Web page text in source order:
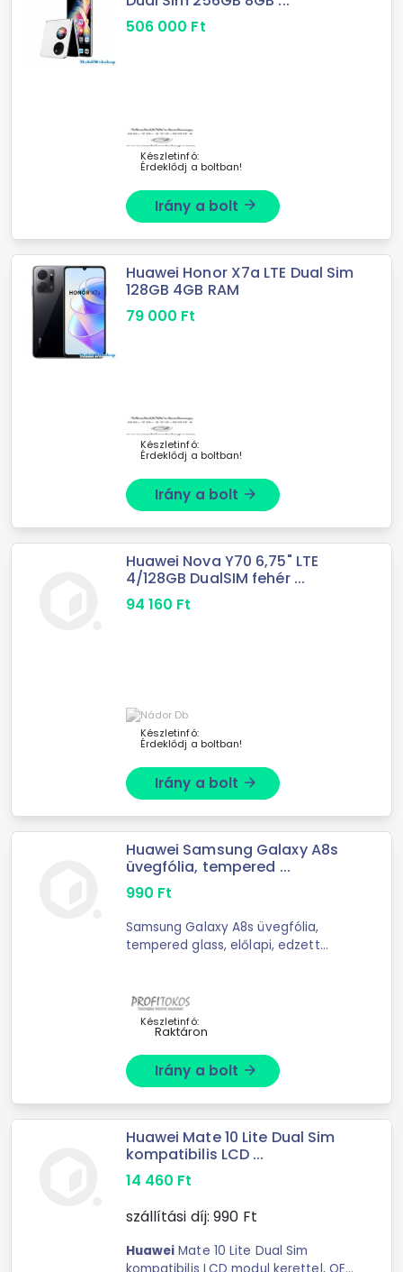
506 000 Ft
Készletinfó:
Érdeklődj a boltban!
Irány a bolt arrow_forward
Huawei Honor X7a LTE Dual Sim
128GB 4GB RAM
79 000 Ft
Készletinfó:
Érdeklődj a boltban!
Irány a bolt arrow_forward
Huawei Nova Y70 6,75" LTE
4/128GB DualSIM fehér ...
94 160 Ft
Készletinfó:
Érdeklődj a boltban!
Irány a bolt arrow_forward
Huawei Samsung Galaxy A8s
üvegfólia, tempered ...
990 Ft
Samsung Galaxy A8s üvegfólia,
tempered glass, előlapi, edzett
mobiltelefon képernyőjéhez iga
Készletinfó:
Raktáron
Irány a bolt arrow_forward
Huawei Mate 10 Lite Dual Sim
kompatibilis LCD ...
14 460 Ft
szállítási díj: 990 Ft
Huawei Mate 10 Lite Dual Sim